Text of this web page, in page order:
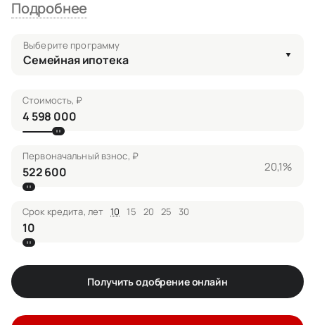
Подробнее
Выберите программу
Семейная ипотека
Стоимость, ₽
Первоначальный взнос, ₽
20,1%
Срок кредита, лет 10 15 20 25 30
Получить одобрение онлайн